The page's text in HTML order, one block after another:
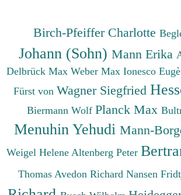
Birch-Pfeiffer Charlotte
Johann (Sohn) Mann Erika
Delbrück Max Weber Max Ionesco
Fürst von Wagner Siegfried
Biermann Wolf Planck Max
Menuhin Yehudi Mann-
Weigel Helene Altenberg Peter
Thomas Avedon Richard Nansen